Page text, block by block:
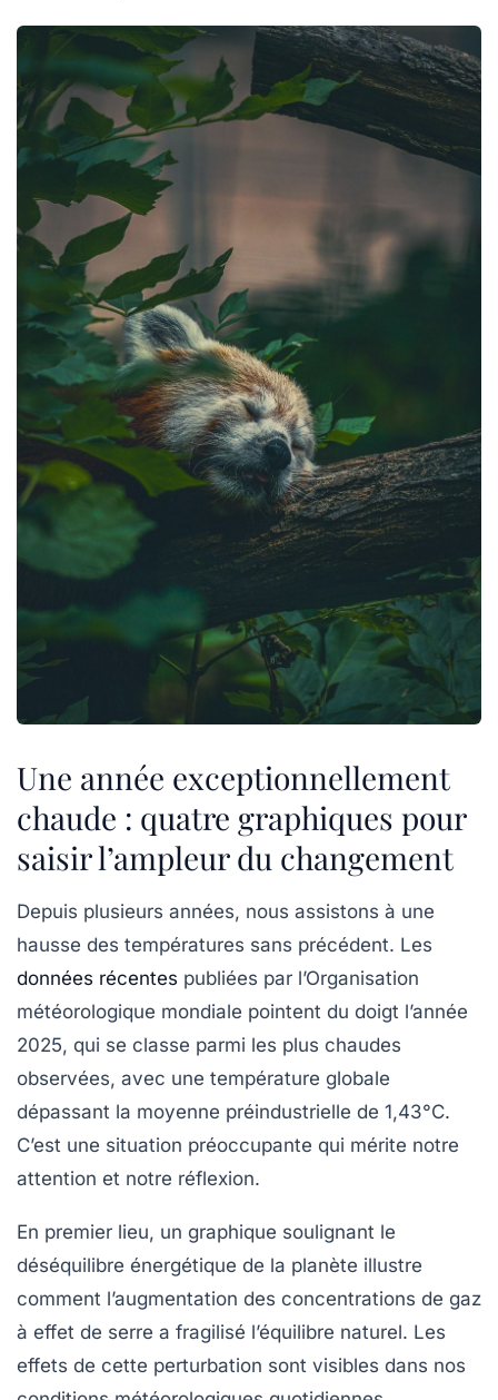
Une année exceptionnellement
chaude : quatre graphiques pour
saisir l’ampleur du changement
Depuis plusieurs années, nous assistons à une
hausse des températures sans précédent. Les
données récentes publiées par l’Organisation
météorologique mondiale pointent du doigt l’année
2025, qui se classe parmi les plus chaudes
observées, avec une température globale
dépassant la moyenne préindustrielle de 1,43°C.
C’est une situation préoccupante qui mérite notre
attention et notre réflexion.
En premier lieu, un graphique soulignant le
déséquilibre énergétique de la planète illustre
comment l’augmentation des concentrations de gaz
à effet de serre a fragilisé l’équilibre naturel. Les
effets de cette perturbation sont visibles dans nos